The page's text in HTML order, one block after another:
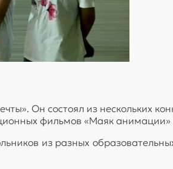
Он состоял из нескольких
фильмов «Маяк анимации»
из разных